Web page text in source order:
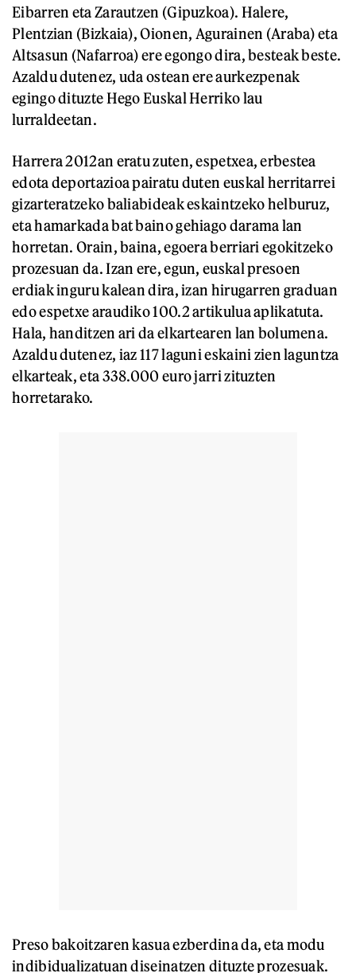
Eibarren eta Zarautzen (Gipuzkoa). Halere,
Plentzian (Bizkaia), Oionen, Agurainen (Araba) eta
Altsasun (Nafarroa) ere egongo dira, besteak beste.
Azaldu dutenez, uda ostean ere aurkezpenak
egingo dituzte Hego Euskal Herriko lau
lurraldeetan.
Harrera 2012an eratu zuten, espetxea, erbestea
edota deportazioa pairatu duten euskal herritarrei
gizarteratzeko baliabideak eskaintzeko helburuz,
eta hamarkada bat baino gehiago darama lan
horretan. Orain, baina, egoera berriari egokitzeko
prozesuan da. Izan ere, egun, euskal presoen
erdiak inguru kalean dira, izan hirugarren graduan
edo espetxe araudiko 100.2 artikulua aplikatuta.
Hala, handitzen ari da elkartearen lan bolumena.
Azaldu dutenez, iaz 117 laguni eskaini zien laguntza
elkarteak, eta 338.000 euro jarri zituzten
horretarako.
Preso bakoitzaren kasua ezberdina da, eta modu
indibidualizatuan diseinatzen dituzte prozesuak.